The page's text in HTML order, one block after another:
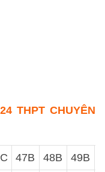
THPT CHUYÊN
47B 48B 49B